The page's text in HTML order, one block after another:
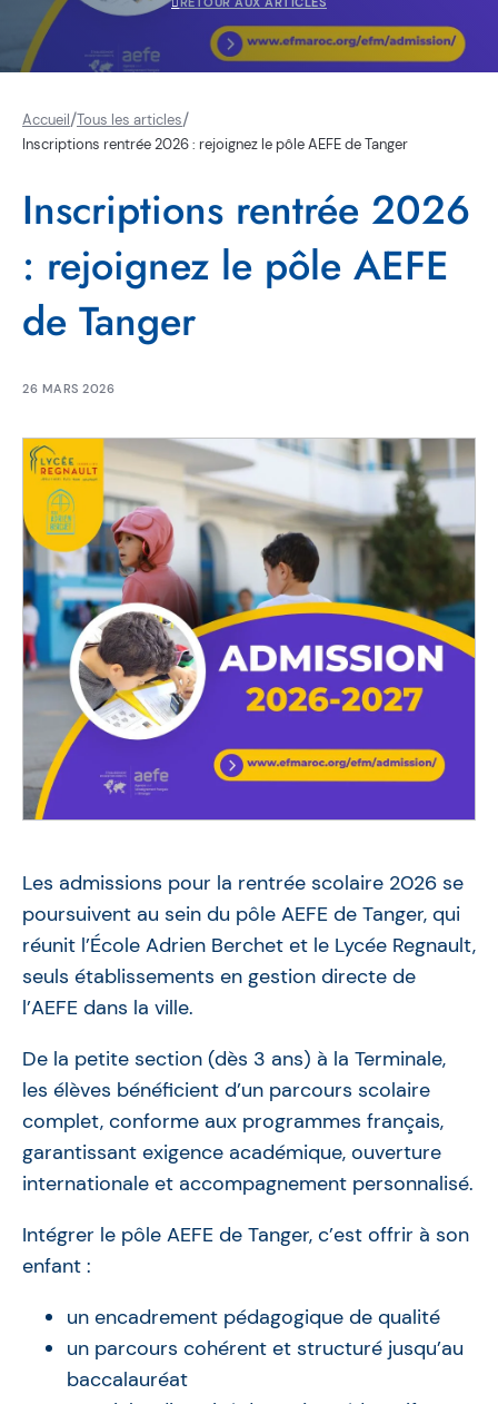
Accueil/Tous les articles/
Inscriptions rentrée 2026 : rejoignez le pôle AEFE de Tanger
Inscriptions rentrée 2026
: rejoignez le pôle AEFE
de Tanger
26 MARS 2026
Les admissions pour la rentrée scolaire 2026 se
poursuivent au sein du pôle AEFE de Tanger, qui
réunit l’École Adrien Berchet et le Lycée Regnault,
seuls établissements en gestion directe de
l’AEFE dans la ville.
De la petite section (dès 3 ans) à la Terminale,
les élèves bénéficient d’un parcours scolaire
complet, conforme aux programmes français,
garantissant exigence académique, ouverture
internationale et accompagnement personnalisé.
Intégrer le pôle AEFE de Tanger, c’est offrir à son
enfant :
un encadrement pédagogique de qualité
un parcours cohérent et structuré jusqu’au
baccalauréat